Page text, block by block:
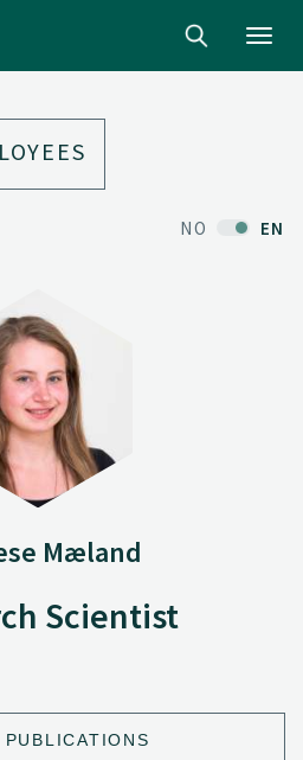
NO EN
Mæland
Scientist